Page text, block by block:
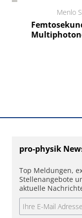
Menlo
pro-physik
Top Meldungen,
Stellenangebote
aktuelle